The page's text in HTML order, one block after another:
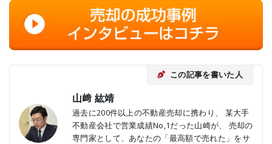
この記事を書いた人
山﨑 紘靖
過去に200件以上の不動産売却に携わり、 某大手
不動産会社で営業成績No,1だった山崎が、 売却の
専門家として、あなたの「最高額で売れた」をサ